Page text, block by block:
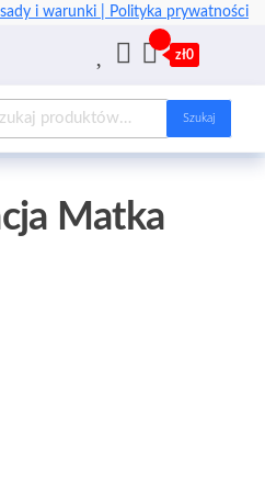
i warunki | Polityka prywatności
zł0
Szukaj
Matka